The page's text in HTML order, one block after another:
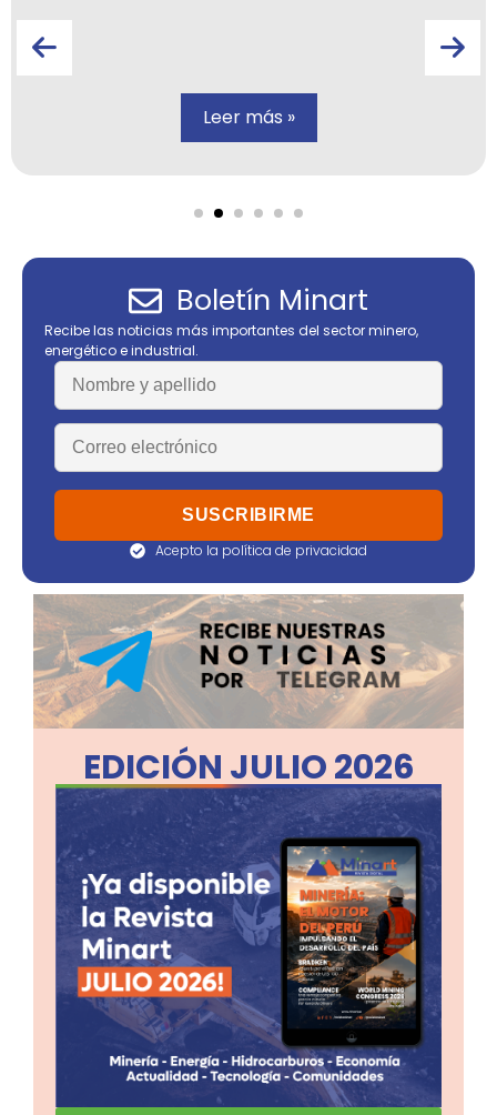
Leer más »
Boletín Minart
Recibe las noticias más importantes del sector minero,
energético e industrial.
Acepto la política de privacidad
EDICIÓN JULIO 2026